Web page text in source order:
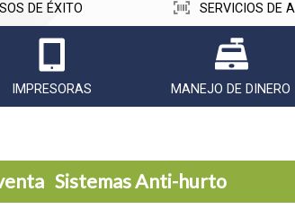
DE ÉXITO SERVICIOS DE
IMPRESORAS MANEJO DE DINERO
Sistemas Anti-hurto